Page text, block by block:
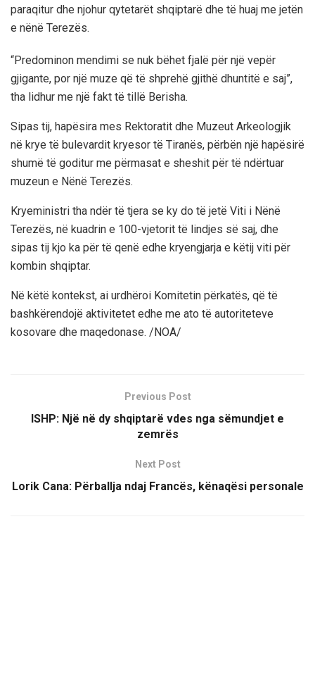
paraqitur dhe njohur qytetarët shqiptarë dhe të huaj me jetën
e nënë Terezës.
“Predominon mendimi se nuk bëhet fjalë për një vepër
gjigante, por një muze që të shprehë gjithë dhuntitë e saj”,
tha lidhur me një fakt të tillë Berisha.
Sipas tij, hapësira mes Rektoratit dhe Muzeut Arkeologjik
në krye të bulevardit kryesor të Tiranës, përbën një hapësirë
shumë të goditur me përmasat e sheshit për të ndërtuar
muzeun e Nënë Terezës.
Kryeministri tha ndër të tjera se ky do të jetë Viti i Nënë
Terezës, në kuadrin e 100-vjetorit të lindjes së saj, dhe
sipas tij kjo ka për të qenë edhe kryengjarja e këtij viti për
kombin shqiptar.
Në këtë kontekst, ai urdhëroi Komitetin përkatës, që të
bashkërendojë aktivitetet edhe me ato të autoriteteve
kosovare dhe maqedonase. /NOA/
Previous Post
ISHP: Një në dy shqiptarë vdes nga sëmundjet e
zemrës
Next Post
Lorik Cana: Përballja ndaj Francës, kënaqësi personale